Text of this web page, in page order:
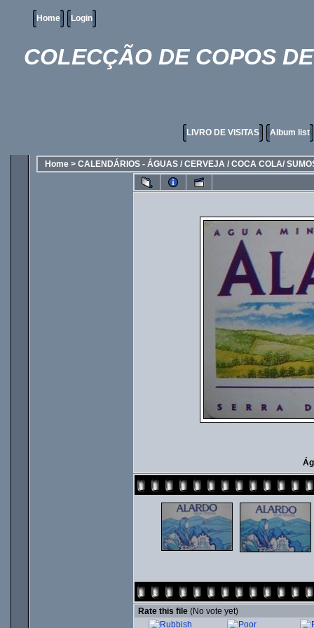
Home Login
COLECÇÃO DE COPOS
LIVRO DE VISITAS Album list
Home > CALENDÁRIOS - ÁGUAS / CERVEJA / COCA COLA/
Rate this file (No vote yet)